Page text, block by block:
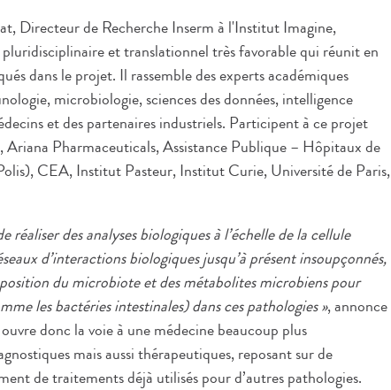
Directeur de Recherche Inserm à l'Institut Imagine,
et translationnel très favorable qui réunit en
dans le projet. Il rassemble des experts académiques
microbiologie, sciences des données, intelligence
et des partenaires industriels. Participent à ce projet
Pharmaceuticals, Assistance Publique – Hôpitaux de
CEA, Institut Pasteur, Institut Curie, Université de Paris,
des analyses biologiques à l’échelle de la cellule
d’interactions biologiques jusqu’à présent insoupçonnés,
du microbiote et des métabolites microbiens pour
les bactéries intestinales) dans ces pathologies », annonce
donc la voie à une médecine beaucoup plus
mais aussi thérapeutiques, reposant sur de
de traitements déjà utilisés pour d’autres pathologies.